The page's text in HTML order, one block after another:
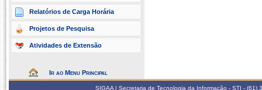
Relatórios de Carga Horária
Projetos de Pesquisa
Atividades de Extensão
Ir ao Menu Principal
SIGAA | Secretaria de Tecnologia da Informação - STI -